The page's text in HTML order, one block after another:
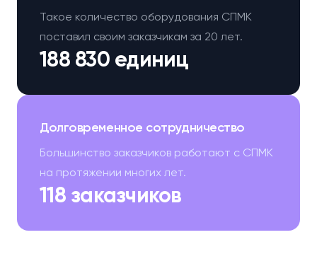
188 830 единиц
Такое количество оборудования СПМК
поставил своим заказчикам за 20 лет.
118 заказчиков
Долговременное сотрудничество
Большинство заказчиков работают с СПМК
на протяжении многих лет.